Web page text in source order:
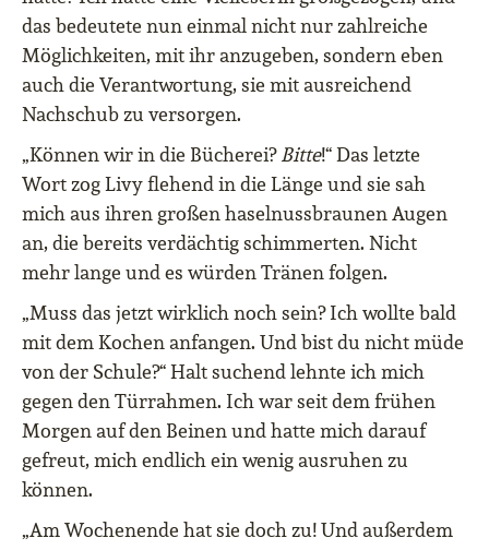
das bedeutete nun einmal nicht nur zahlreiche
Möglichkeiten, mit ihr anzugeben, sondern eben
auch die Verantwortung, sie mit ausreichend
Nachschub zu versorgen.
„Können wir in die Bücherei?Bitte!“ Das letzte
Wort zog Livy flehend in die Länge und sie sah
mich aus ihren großen haselnussbraunen Augen
an, die bereits verdächtig schimmerten. Nicht
mehr lange und es würden Tränen folgen.
„Muss das jetzt wirklich noch sein? Ich wollte bald
mit dem Kochen anfangen. Und bist du nicht müde
von der Schule?“ Halt suchend lehnte ich mich
gegen den Türrahmen. Ich war seit dem frühen
Morgen auf den Beinen und hatte mich darauf
gefreut, mich endlich ein wenig ausruhen zu
können.
„Am Wochenende hat sie doch zu! Und außerdem